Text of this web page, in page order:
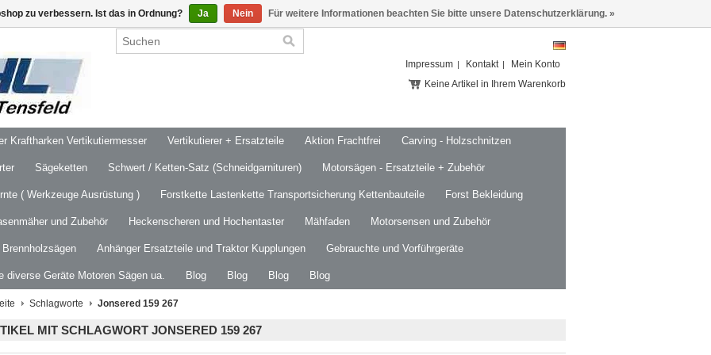
Impressum Kontakt
Mein Konto
Keine Artikel in Ihrem Warenkorb
Kraftharken Vertikutiermesser Vertikutierer + Ersatzteile Aktion Frachtfrei Carving - Holzschnitzen
Sägeketten Schwert / Ketten-Satz (Schneidgarnituren) Motorsägen - Ersatzteile + Zubehör
( Werkzeuge Ausrüstung ) Forstkette Lastenkette Transportsicherung Kettenbauteile Forst Bekleidung
und Zubehör Heckenscheren und Hochentaster Mähfaden Motorsensen und Zubehör
Anhänger Ersatzteile und Traktor Kupplungen Gebrauchte und Vorführgeräte
diverse Geräte Motoren Sägen ua. Blog Blog Blog Blog
Schlagworte Jonsered 159 267
MIT SCHLAGWORT JONSERED 159 267
zu verbessern. Ist das in Ordnung? Ja Nein Für weitere Informationen beachten Sie bitte unsere Datenschutzerklärung. »